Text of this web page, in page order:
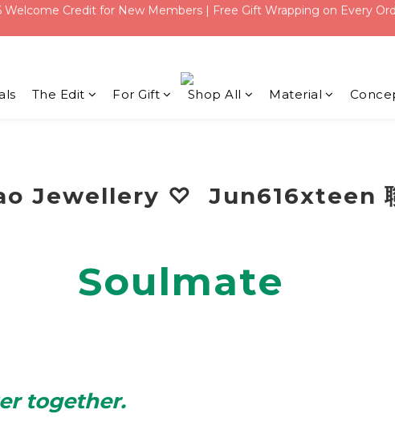
Qixi Festival！Free Silver Earrings over USD 117 | Up to USD 16 Off
The Edit For Gift Shop All Material
Jewellery ♡ Jun616xteen
Soulmate
together.